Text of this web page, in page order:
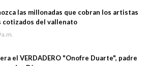
las millonadas que cobran los artistas
cotizados del vallenato
a.m.
el VERDADERO "Onofre Duarte", padre